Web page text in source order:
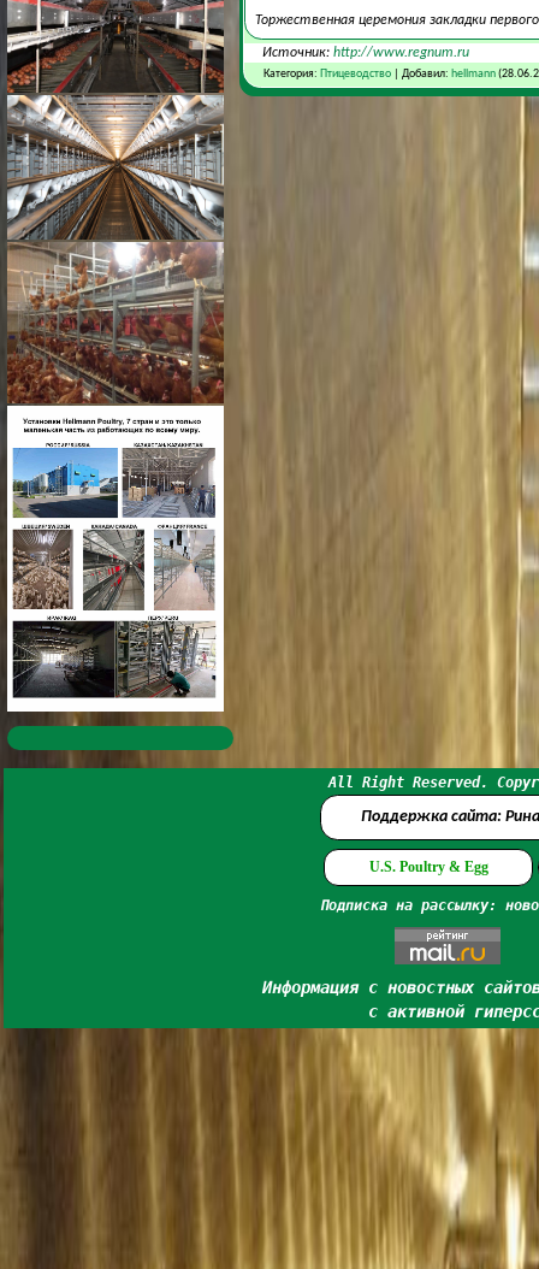
Торжественная церемония закладки
Источник: http://www.regnum.ru
Категория: Птицеводство| Добавил: hellmann
All Right Reserved.
Поддержка сайта:
U.S. Poultry & Egg
Подписка на рассылку:
Информация с новостных
с активной